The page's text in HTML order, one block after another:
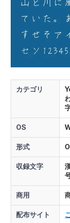
カテゴリ
OS
形式
収録文字
商用
配布サイト